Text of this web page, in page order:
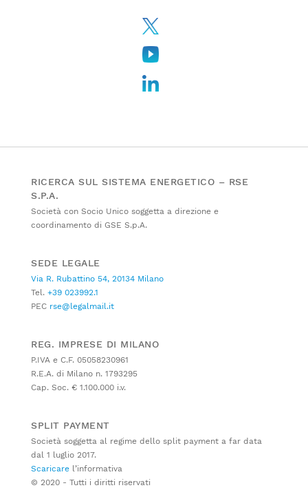
RICERCA SUL SISTEMA ENERGETICO – RSE
S.P.A.
Società con Socio Unico soggetta a direzione e
coordinamento di GSE S.p.A.
SEDE LEGALE
Via R. Rubattino 54, 20134 Milano
Tel. +39 023992.1
PEC rse@legalmail.it
REG. IMPRESE DI MILANO
P.IVA e C.F. 05058230961
R.E.A. di Milano n. 1793295
Cap. Soc. € 1.100.000 i.v.
SPLIT PAYMENT
Società soggetta al regime dello split payment a far data
dal 1 luglio 2017.
Scaricare l’informativa
© 2020 - Tutti i diritti riservati